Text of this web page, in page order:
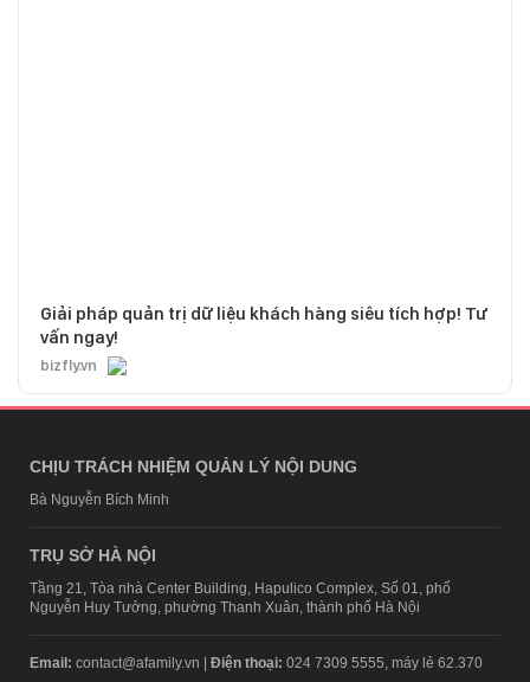
Giải pháp quản trị dữ liệu khách hàng siêu tích hợp! Tư
vấn ngay!
bizfly.vn
CHỊU TRÁCH NHIỆM QUẢN LÝ NỘI DUNG
Bà Nguyễn Bích Minh
TRỤ SỞ HÀ NỘI
Tầng 21, Tòa nhà Center Building, Hapulico Complex, Số 01, phố
Nguyễn Huy Tưởng, phường Thanh Xuân, thành phố Hà Nội
Email: contact@afamily.vn | Điện thoại: 024 7309 5555, máy lẻ 62.370